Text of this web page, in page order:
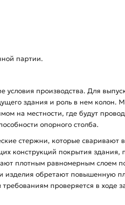
партии.
условия производства. Для
здания и роль в нем колон.
на местности, где будут
опорного столба.
стержни, которые сваривают в
конструкций покрытия здания,
плотным равномерным слоем
изделия обретают повышенную
требованиям проверяется в ходе